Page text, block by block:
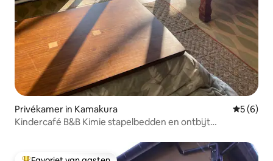
Privékamer in Kamakura
5 (6)
Kindercafé B&B Kimie stapelbedden en ontbijt